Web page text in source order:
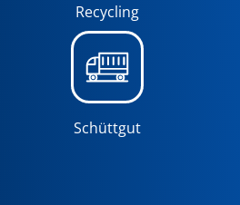
Recycling
Schüttgut